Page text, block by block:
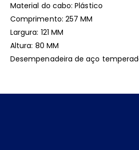
Material do cabo: Plástico
Comprimento: 257 MM
Largura: 121 MM
Altura: 80 MM
Desempenadeira de aço